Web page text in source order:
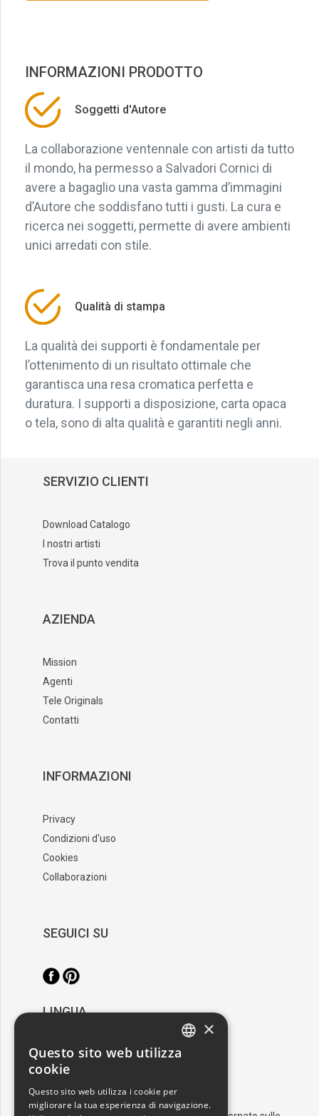
INFORMAZIONI PRODOTTO
Soggetti d'Autore
La collaborazione ventennale con artisti da tutto
il mondo, ha permesso a Salvadori Cornici di
avere a bagaglio una vasta gamma d’immagini
d’Autore che soddisfano tutti i gusti. La cura e
ricerca nei soggetti, permette di avere ambienti
unici arredati con stile.
Qualità di stampa
La qualità dei supporti è fondamentale per
l’ottenimento di un risultato ottimale che
garantisca una resa cromatica perfetta e
duratura. I supporti a disposizione, carta opaca
o tela, sono di alta qualità e garantiti negli anni.
SERVIZIO CLIENTI
Download Catalogo
I nostri artisti
Trova il punto vendita
AZIENDA
Mission
Agenti
Tele Originals
Contatti
INFORMAZIONI
Privacy
Condizioni d'uso
Cookies
Collaborazioni
SEGUICI SU
LINGUA
×
Questo sito web utilizza
cookie
Questo sito web utilizza i cookie per
migliorare la tua esperienza di navigazione.